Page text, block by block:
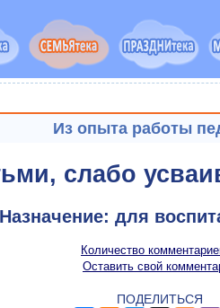
Из опыта работы
слабо
Назначение: для
Количество
Оставить свой
ПОДЕЛИТЬСЯ